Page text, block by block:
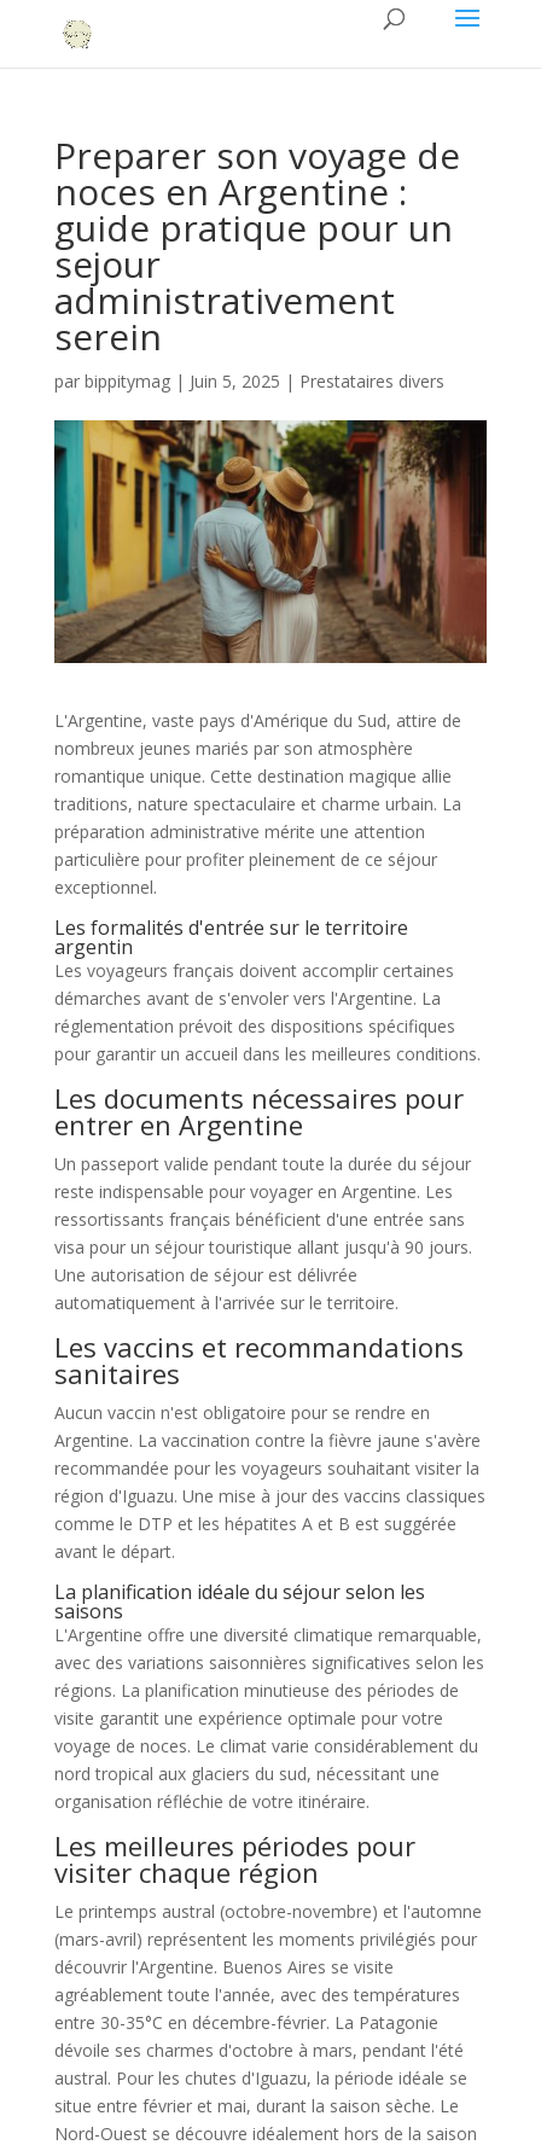
Preparer son voyage de
noces en Argentine :
guide pratique pour un
sejour
administrativement
serein
par bippitymag| Juin 5, 2025 | Prestataires divers
L'Argentine, vaste pays d'Amérique du Sud, attire de
nombreux jeunes mariés par son atmosphère
romantique unique. Cette destination magique allie
traditions, nature spectaculaire et charme urbain. La
préparation administrative mérite une attention
particulière pour profiter pleinement de ce séjour
exceptionnel.
Les formalités d'entrée sur le territoire
argentin
Les voyageurs français doivent accomplir certaines
démarches avant de s'envoler vers l'Argentine. La
réglementation prévoit des dispositions spécifiques
pour garantir un accueil dans les meilleures conditions.
Les documents nécessaires pour
entrer en Argentine
Un passeport valide pendant toute la durée du séjour
reste indispensable pour voyager en Argentine. Les
ressortissants français bénéficient d'une entrée sans
visa pour un séjour touristique allant jusqu'à 90 jours.
Une autorisation de séjour est délivrée
automatiquement à l'arrivée sur le territoire.
Les vaccins et recommandations
sanitaires
Aucun vaccin n'est obligatoire pour se rendre en
Argentine. La vaccination contre la fièvre jaune s'avère
recommandée pour les voyageurs souhaitant visiter la
région d'Iguazu. Une mise à jour des vaccins classiques
comme le DTP et les hépatites A et B est suggérée
avant le départ.
La planification idéale du séjour selon les
saisons
L'Argentine offre une diversité climatique remarquable,
avec des variations saisonnières significatives selon les
régions. La planification minutieuse des périodes de
visite garantit une expérience optimale pour votre
voyage de noces. Le climat varie considérablement du
nord tropical aux glaciers du sud, nécessitant une
organisation réfléchie de votre itinéraire.
Les meilleures périodes pour
visiter chaque région
Le printemps austral (octobre-novembre) et l'automne
(mars-avril) représentent les moments privilégiés pour
découvrir l'Argentine. Buenos Aires se visite
agréablement toute l'année, avec des températures
entre 30-35°C en décembre-février. La Patagonie
dévoile ses charmes d'octobre à mars, pendant l'été
austral. Pour les chutes d'Iguazu, la période idéale se
situe entre février et mai, durant la saison sèche. Le
Nord-Ouest se découvre idéalement hors de la saison